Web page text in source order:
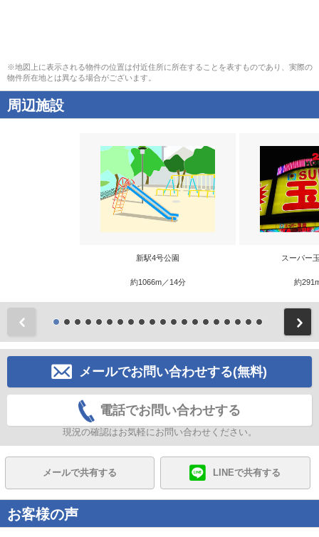
※地図上に表示される物件の位置は付近住所に所在することを表すものであり、実際の
物件所在地とは異なる場合がございます。
周辺施設
新駅4号公園
約1066m／14分
スーパー
約
メールでお問い合わせする(無料)
電話でお問い合わせする
現況の確認はお気軽にお問い合わせください。
メールで共有する LINEで共有する
お客様の声